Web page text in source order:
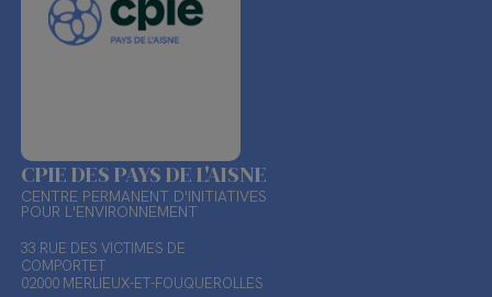
CPIE DES PAYS DE L'AISNE
CENTRE PERMANENT D'INITIATIVES
POUR L'ENVIRONNEMENT
33 RUE DES VICTIMES DE
COMPORTET
02000 MERLIEUX-ET-FOUQUEROLLES